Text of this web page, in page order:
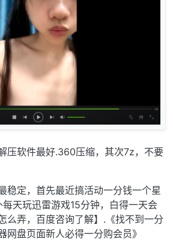
压软件最好.360压缩，其次7z，不要
稳定，首先最近搞活动一分钱一个星
天玩迅雷游戏15分钟，白得一天会
么弄，百度咨询了解】.《找不到一分
网盘页面新人必得一分购会员》